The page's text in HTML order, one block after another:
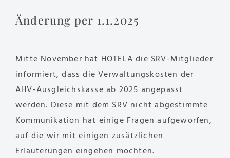
Änderung per 1.1.2025
Mitte November hat HOTELA die SRV-Mitglieder
informiert, dass die Verwaltungskosten der
AHV-Ausgleichskasse ab 2025 angepasst
werden. Diese mit dem SRV nicht abgestimmte
Kommunikation hat einige Fragen aufgeworfen,
auf die wir mit einigen zusätzlichen
Erläuterungen eingehen möchten.